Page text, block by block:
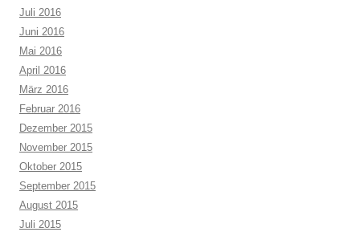
Juli 2016
Juni 2016
Mai 2016
April 2016
März 2016
Februar 2016
Dezember 2015
November 2015
Oktober 2015
September 2015
August 2015
Juli 2015